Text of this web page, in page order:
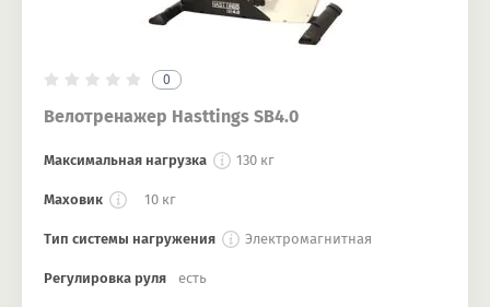
0
Велотренажер Hasttings SB4.0
Максимальная нагрузка 130 кг
Маховик 10 кг
Тип системы нагружения Электромагнитная
Регулировка руля есть